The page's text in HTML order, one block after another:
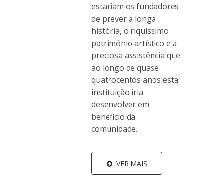
estariam os fundadores
de prever a longa
história, o riquíssimo
património artístico e a
preciosa assistência que
ao longo de quase
quatrocentos anos esta
instituição iria
desenvolver em
beneficio da
comunidade.
VER MAIS